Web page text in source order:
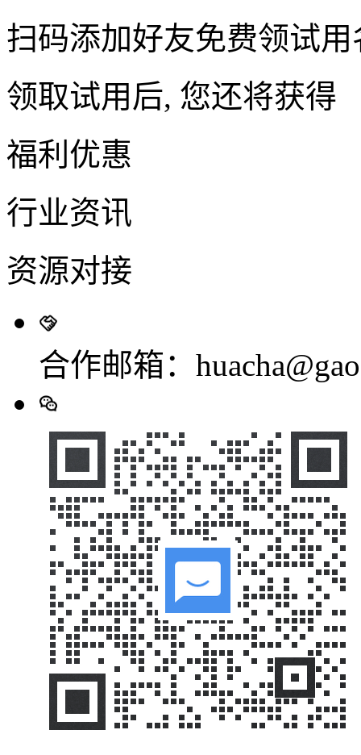
扫码添加好友免费领试用
领取试用后, 您还将获得
福利优惠
行业资讯
资源对接
合作邮箱：